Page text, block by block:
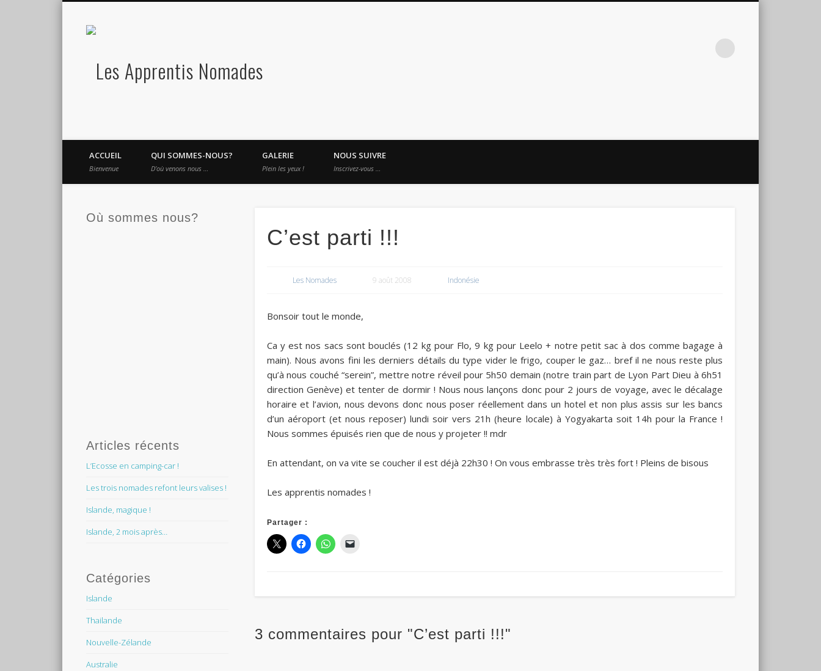
ACCUEIL
Bienvenue
QUI SOMMES-NOUS?
D’où venons nous …
GALERIE
Plein les yeux !
NOUS SUIVRE
Inscrivez-vous …
C’est parti !!!
Les Nomades 9 août 2008 Indonésie
Bonsoir tout le monde,
Ca y est nos sacs sont bouclés (12 kg pour Flo, 9 kg pour Leelo + notre petit sac à dos comme bagage à
main). Nous avons fini les derniers détails du type vider le frigo, couper le gaz… bref il ne nous reste plus
qu’à nous couché “serein”, mettre notre réveil pour 5h50 demain (notre train part de Lyon Part Dieu à 6h51
direction Genève) et tenter de dormir ! Nous nous lançons donc pour 2 jours de voyage, avec le décalage
horaire et l’avion, nous devons donc nous poser réellement dans un hotel et non plus assis sur les bancs
d’un aéroport (et nous reposer) lundi soir vers 21h (heure locale) à Yogyakarta soit 14h pour la France !
Nous sommes épuisés rien que de nous y projeter !! mdr
En attendant, on va vite se coucher il est déjà 22h30 ! On vous embrasse très très fort ! Pleins de bisous
Les apprentis nomades !
Partager :
3 commentaires pour "C’est parti !!!"
Où sommes nous?
Articles récents
L’Ecosse en camping-car !
Les trois nomades refont leurs valises !
Islande, magique !
Islande, 2 mois après…
Catégories
Islande
Thailande
Nouvelle-Zélande
Australie